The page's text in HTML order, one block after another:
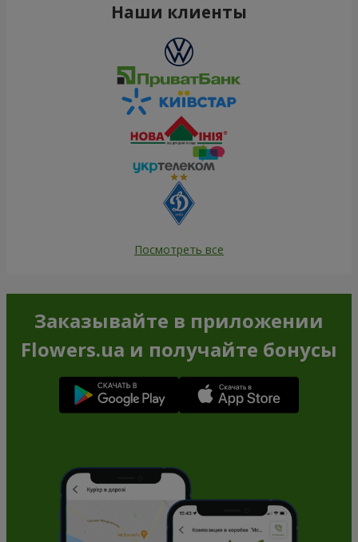
Наши клиенты
Посмотреть все
Заказывайте в приложении
Flowers.ua и получайте бонусы